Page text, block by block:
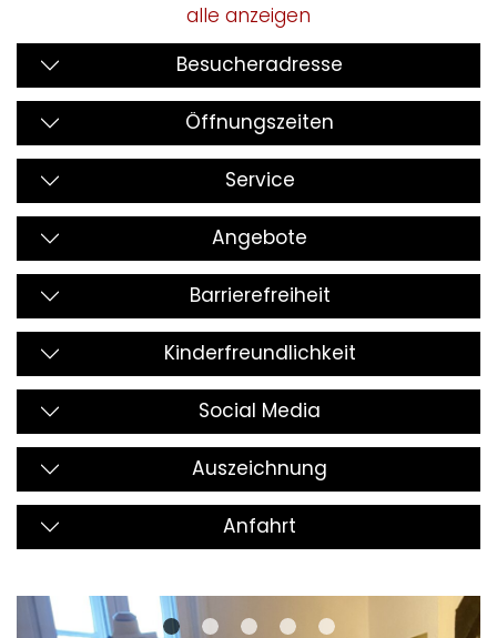
alle anzeigen
Besucheradresse
Öffnungszeiten
Service
Angebote
Barrierefreiheit
Kinderfreundlichkeit
Social Media
Auszeichnung
Anfahrt